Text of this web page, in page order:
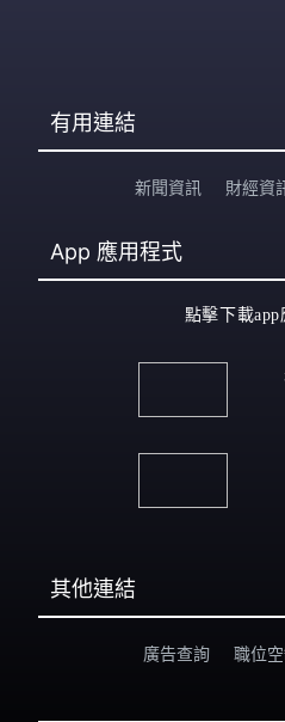
有用連結
新聞資訊 財經資
App 應用程式
點擊下載
其他連結
廣告查詢 職位